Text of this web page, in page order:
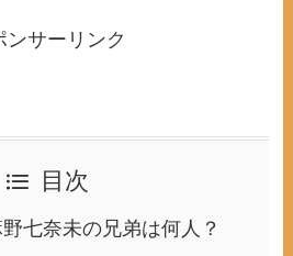
ンサーリンク
目次
野七奈未の兄弟は何人？